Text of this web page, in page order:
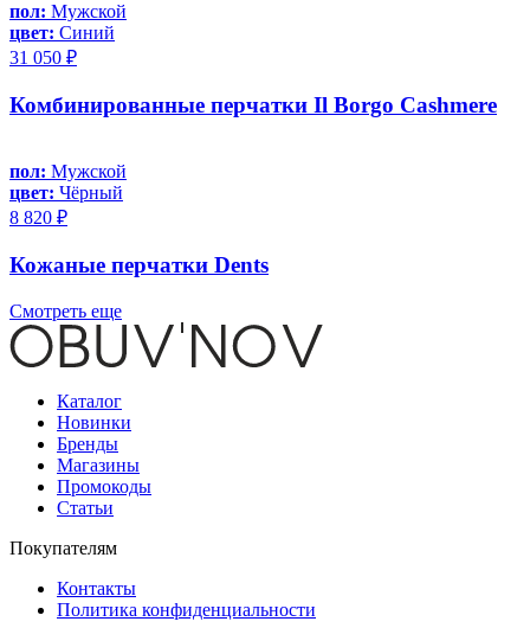
пол: Мужской
цвет: Синий
31 050 ₽
Комбинированные перчатки Il Borgo Cashmere
пол: Мужской
цвет: Чёрный
8 820 ₽
Кожаные перчатки Dents
Смотреть еще
Каталог
Новинки
Бренды
Магазины
Промокоды
Статьи
Покупателям
Контакты
Политика конфиденциальности